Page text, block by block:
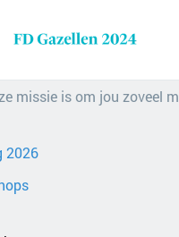
missie is om jou zoveel
2026